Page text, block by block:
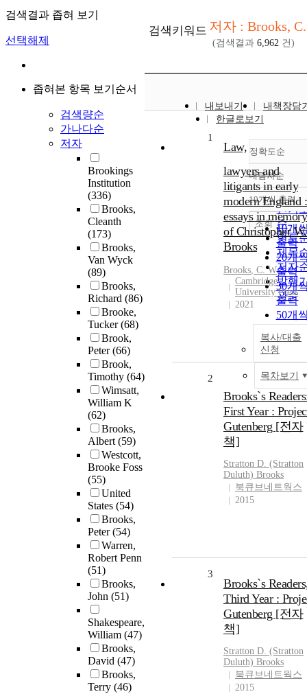
검색결과 좁혀 보기
선택해제
좁혀본 항목 보기순서
검색량순
가나다순
저자
Brookings
Institution
(336)
Brooks,
Cleanth
(173)
Brooks,
Van Wyck
(89)
Brooks,
Richard (86)
Brooke,
Tucker(68)
Brook,
Peter(66)
Brook,
Timothy (64)
Wimsatt,
William K
(62)
Brooks,
Albert(59)
Westcott,
Brooke Foss
(55)
United
States (54)
Brooks,
Peter(54)
Warren,
Robert Penn
(51)
Brooks,
John (51)
Shakespeare,
William (47)
Brooks,
David (47)
Brooks,
Terry (46)
검색키워드 저자 : Brooks,
(검색결과 6,962 건)
내보내기
내책장담
한글로보기
정확도순
정확
순
인기
순
연도
제목
저자
발행
관순
내림차순
내림
10개씩 출력
10개
출력
20개
출력
30개
출력
50개
100개
조회
1
Law,
lawyers and
litigants in early
modern England :
essays in memory
of Christopher W.
Brooks
Brooks, C. W
Cambridge
University Press
2021
복사/대출
신청
목차보기
2
Brooks`s
First Year :
Gutenberg [전자
책]
Stratton D. (Stratton
Duluth) Brooks
북큐브네트웍스
2015
3
Brooks`s
Third Year :
Gutenberg [전자
책]
Stratton D. (Stratton
Duluth) Brooks
북큐브네트웍스
2015